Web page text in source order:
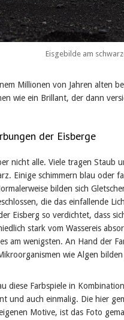
Eisgebilde am
Millionen von Jahren alten
wie ein Brillant, der dann
der Eisberge
nicht alle. Viele tragen Staub
Einige schimmern blau oder
bilden sich
die das einfallende
Eisberg so verdichtet, dass
stark vom Wassereis
am wenigsten. An Hand der
wie Algen
diese Farbspiele in
und auch einmalig. Die hier
Motive, ist das Foto